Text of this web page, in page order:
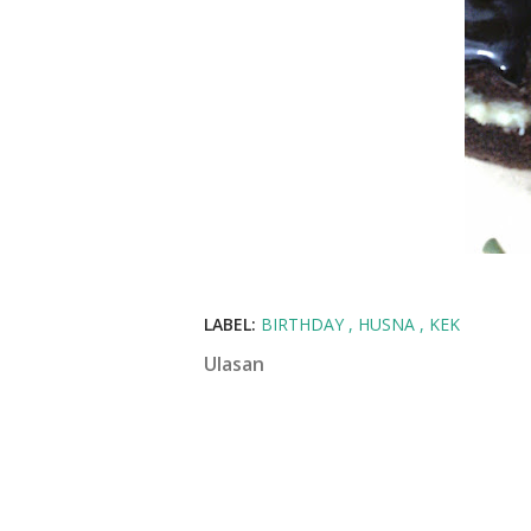
LABEL: BIRTHDAY HUSNA KEK
Ulasan